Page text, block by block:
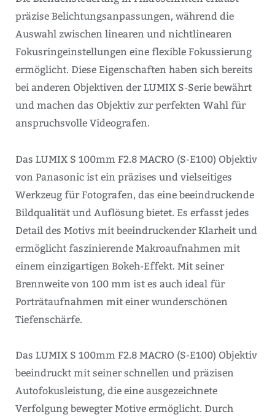
präzise Belichtungsanpassungen, während die
Auswahl zwischen linearen und nichtlinearen
Fokusringeinstellungen eine flexible Fokussierung
ermöglicht. Diese Eigenschaften haben sich bereits
bei anderen Objektiven der LUMIX S-Serie bewährt
und machen das Objektiv zur perfekten Wahl für
anspruchsvolle Videografen.
Das LUMIX S 100mm F2.8 MACRO (S-E100) Objektiv
von Panasonic ist ein präzises und vielseitiges
Werkzeug für Fotografen, das eine beeindruckende
Bildqualität und Auflösung bietet. Es erfasst jedes
Detail des Motivs mit beeindruckender Klarheit und
ermöglicht faszinierende Makroaufnahmen mit
einem einzigartigen Bokeh-Effekt. Mit seiner
Brennweite von 100 mm ist es auch ideal für
Porträtaufnahmen mit einer wunderschönen
Tiefenschärfe.
Das LUMIX S 100mm F2.8 MACRO (S-E100) Objektiv
beeindruckt mit seiner schnellen und präzisen
Autofokusleistung, die eine ausgezeichnete
Verfolgung bewegter Motive ermöglicht. Durch